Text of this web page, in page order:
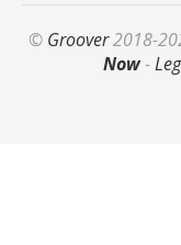
© Groover2018-
Now-